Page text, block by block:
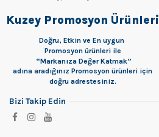
Kuzey Promosyon Ürünleri
Doğru, Etkin ve En uygun
Promosyon ürünleri ile
“Markanıza Değer Katmak”
adına aradığınız Promosyon ürünleri için
doğru adrestesiniz.
Bizi Takip Edin